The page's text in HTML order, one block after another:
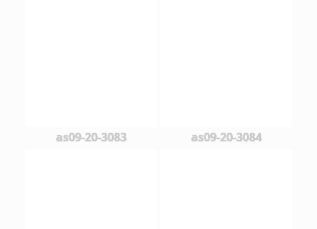
as09-20-3083 as09-20-3084